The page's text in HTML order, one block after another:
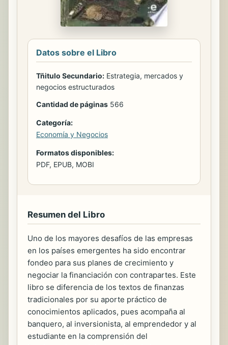
Datos sobre el Libro
Tñitulo Secundario: Estrategia, mercados y
negocios estructurados
Cantidad de páginas 566
Categoría:
Economía y Negocios
Formatos disponibles:
PDF, EPUB, MOBI
Resumen del Libro
Uno de los mayores desafíos de las empresas
en los países emergentes ha sido encontrar
fondeo para sus planes de crecimiento y
negociar la financiación con contrapartes. Este
libro se diferencia de los textos de finanzas
tradicionales por su aporte práctico de
conocimientos aplicados, pues acompaña al
banquero, al inversionista, al emprendedor y al
estudiante en la comprensión del